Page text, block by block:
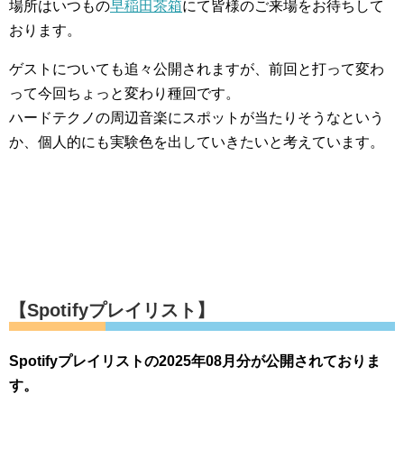
場所はいつもの早稲田茶箱にて皆様のご来場をお待ちして
おります。
ゲストについても追々公開されますが、前回と打って変わ
って今回ちょっと変わり種回です。
ハードテクノの周辺音楽にスポットが当たりそうなという
か、個人的にも実験色を出していきたいと考えています。
【Spotifyプレイリスト】
Spotifyプレイリストの2025年08月分が公開されておりま
す。